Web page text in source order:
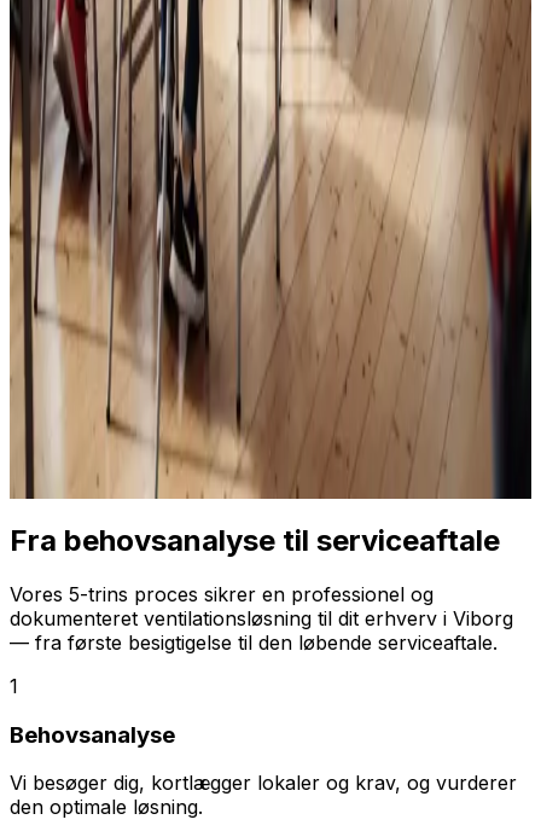
Fra behovsanalyse til serviceaftale
Vores 5-trins proces sikrer en professionel og
dokumenteret ventilationsløsning til dit erhverv i Viborg
— fra første besigtigelse til den løbende serviceaftale.
1
Behovsanalyse
Vi besøger dig, kortlægger lokaler og krav, og vurderer
den optimale løsning.